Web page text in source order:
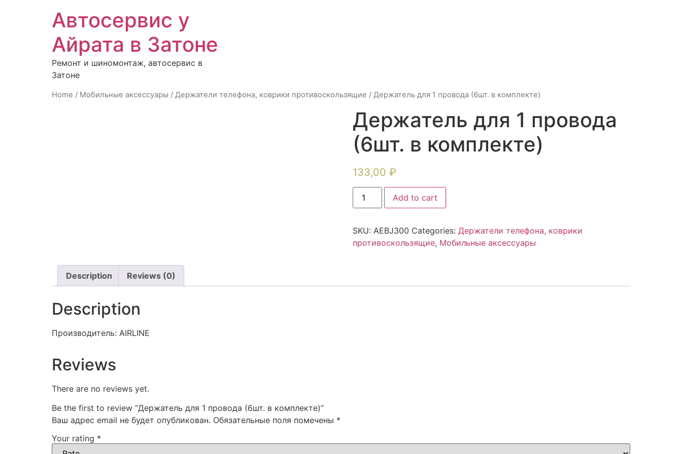
Автосервис у
Айрата в Затоне
Ремонт и шиномонтаж, автосервис в
Затоне
Home / Мобильные аксессуары / Держатели телефона, коврики противоскользящие / Держатель для 1 провода (6шт. в комплекте)
Держатель для 1 провода
(6шт. в комплекте)
133,00 ₽
Add to cart
SKU: AEBJ300 Categories: Держатели телефона, коврики
противоскользящие, Мобильные аксессуары
Description Reviews (0)
Description
Производитель: AIRLINE
Reviews
There are no reviews yet.
Be the first to review “Держатель для 1 провода (6шт. в комплекте)”
Ваш адрес email не будет опубликован. Обязательные поля помечены *
Your rating *